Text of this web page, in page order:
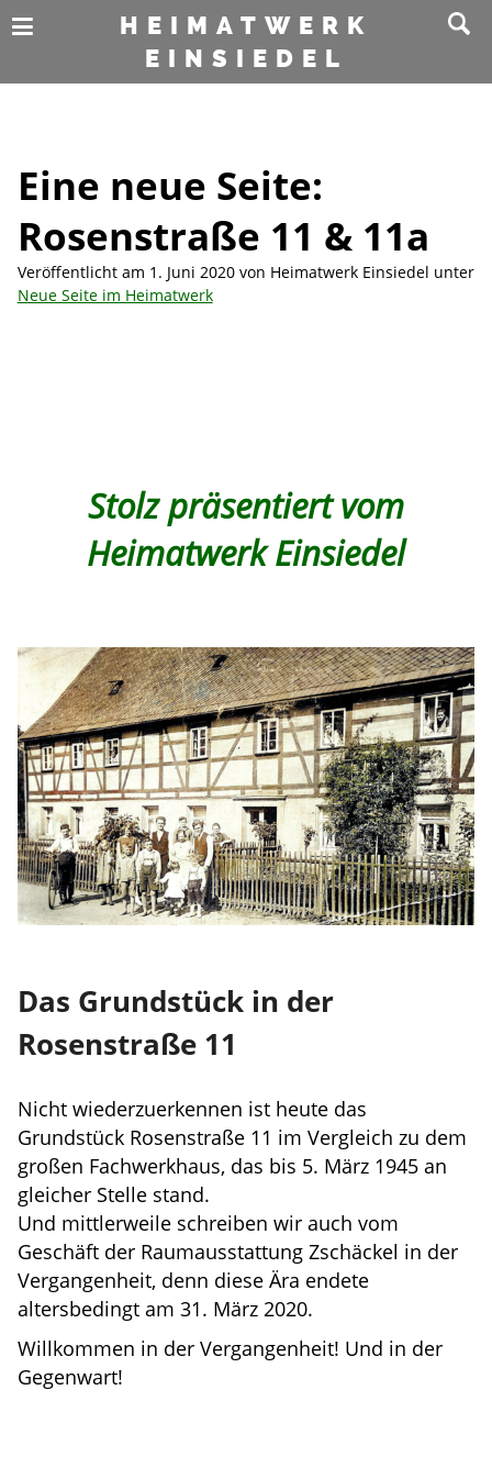
HEIMATWERK
EINSIEDEL
Eine neue Seite:
Rosenstraße 11 & 11a
Veröffentlicht am 1. Juni 2020von Heimatwerk Einsiedel unter
Neue Seite im Heimatwerk
Stolz präsentiert vom
Heimatwerk Einsiedel
Das Grundstück in der
Rosenstraße 11
Nicht wiederzuerkennen ist heute das
Grundstück Rosenstraße 11 im Vergleich zu dem
großen Fachwerkhaus, das bis 5. März 1945 an
gleicher Stelle stand.
Und mittlerweile schreiben wir auch vom
Geschäft der Raumausstattung Zschäckel in der
Vergangenheit, denn diese Ära endete
altersbedingt am 31. März 2020.
Willkommen in der Vergangenheit! Und in der
Gegenwart!